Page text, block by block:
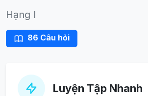
Hạng I
86 Câu hỏi
Luyện Tập Nhanh